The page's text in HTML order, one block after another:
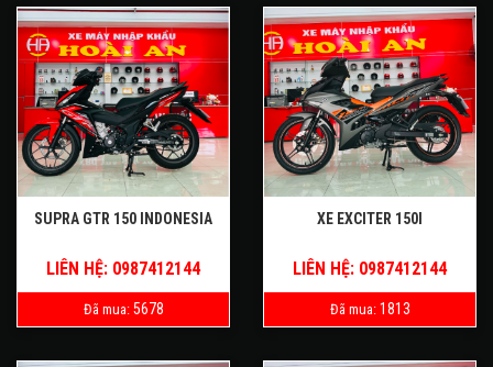
SUPRA GTR 150 INDONESIA
LIÊN HỆ: 0987412144
Đã mua: 5678
XE EXCITER 150I
LIÊN HỆ: 0987412144
Đã mua: 1813